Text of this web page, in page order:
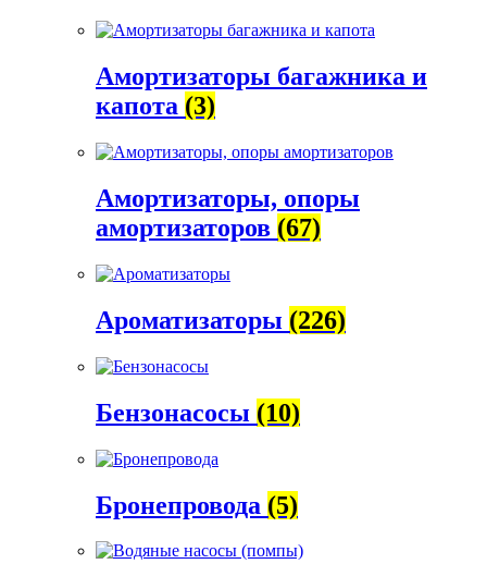
Амортизаторы багажника и
капота (3)
Амортизаторы, опоры
амортизаторов (67)
Ароматизаторы (226)
Бензонасосы (10)
Бронепровода (5)